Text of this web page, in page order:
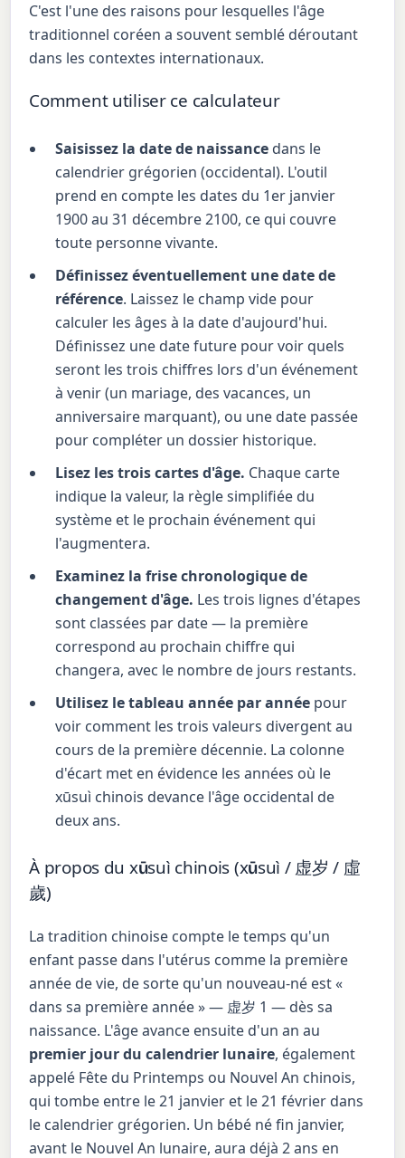
C'est l'une des raisons pour lesquelles l'âge
traditionnel coréen a souvent semblé déroutant
dans les contextes internationaux.
Comment utiliser ce calculateur
Saisissez la date de naissance dans le
calendrier grégorien (occidental). L'outil
prend en compte les dates du 1er janvier
1900 au 31 décembre 2100, ce qui couvre
toute personne vivante.
Définissez éventuellement une date de
référence. Laissez le champ vide pour
calculer les âges à la date d'aujourd'hui.
Définissez une date future pour voir quels
seront les trois chiffres lors d'un événement
à venir (un mariage, des vacances, un
anniversaire marquant), ou une date passée
pour compléter un dossier historique.
Lisez les trois cartes d'âge. Chaque carte
indique la valeur, la règle simplifiée du
système et le prochain événement qui
l'augmentera.
Examinez la frise chronologique de
changement d'âge. Les trois lignes d'étapes
sont classées par date — la première
correspond au prochain chiffre qui
changera, avec le nombre de jours restants.
Utilisez le tableau année par année pour
voir comment les trois valeurs divergent au
cours de la première décennie. La colonne
d'écart met en évidence les années où le
xūsuì chinois devance l'âge occidental de
deux ans.
À propos du xūsuì chinois (xūsuì / 虚岁 / 虛
歲)
La tradition chinoise compte le temps qu'un
enfant passe dans l'utérus comme la première
année de vie, de sorte qu'un nouveau-né est «
dans sa première année » — 虚岁 1 — dès sa
naissance. L'âge avance ensuite d'un an au
premier jour du calendrier lunaire, également
appelé Fête du Printemps ou Nouvel An chinois,
qui tombe entre le 21 janvier et le 21 février dans
le calendrier grégorien. Un bébé né fin janvier,
avant le Nouvel An lunaire, aura déjà 2 ans en